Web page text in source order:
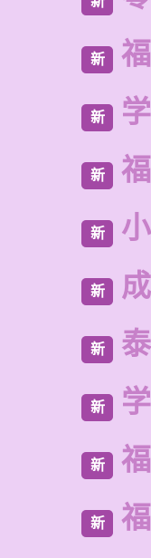
新
新
新
新
新
新
新
新
新